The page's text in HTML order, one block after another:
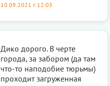
10.09.2021 г. 12:03
Дико дорого. В черте
города, за забором (да там
что-то наподобие тюрьмы)
проходит загруженная